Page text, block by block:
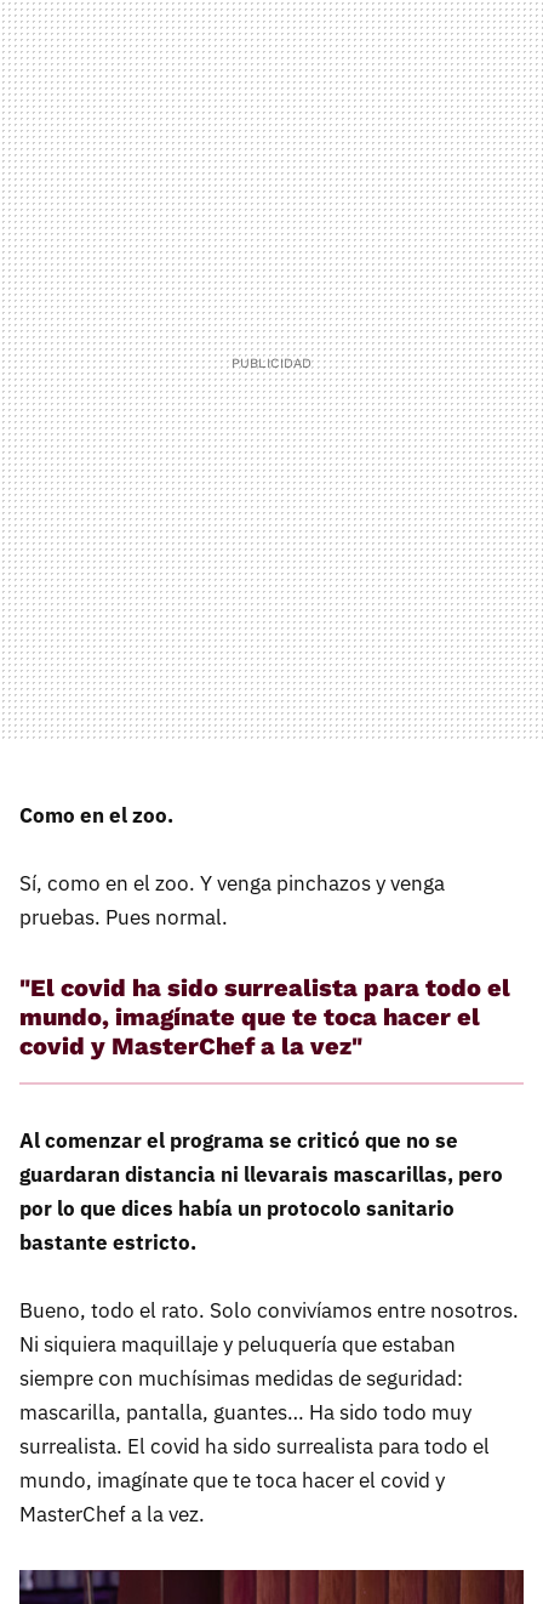
Como en el zoo.
Sí, como en el zoo. Y venga pinchazos y venga
pruebas. Pues normal.
"El covid ha sido surrealista para todo el
mundo, imagínate que te toca hacer el
covid y MasterChef a la vez"
Al comenzar el programa se criticó que no se
guardaran distancia ni llevarais mascarillas, pero
por lo que dices había un protocolo sanitario
bastante estricto.
Bueno, todo el rato. Solo convivíamos entre nosotros.
Ni siquiera maquillaje y peluquería que estaban
siempre con muchísimas medidas de seguridad:
mascarilla, pantalla, guantes… Ha sido todo muy
surrealista. El covid ha sido surrealista para todo el
mundo, imagínate que te toca hacer el covid y
MasterChef a la vez.